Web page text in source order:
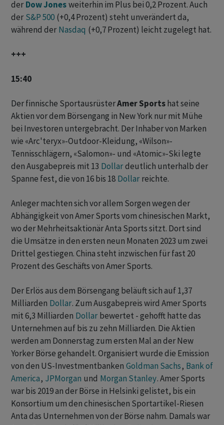
der Dow Jonesweiterhin im Plus bei 0,2 Prozent. Auch
der S&P 500 (+0,4 Prozent) steht unverändert da,
während der Nasdaq (+0,7 Prozent) leicht zugelegt hat.
+++
15:40
Der finnische SportausrüsterAmer Sportshat seine
Aktien vor dem Börsengang in New York nur mit Mühe
bei Investoren untergebracht. Der Inhaber von Marken
wie «Arc'teryx»-Outdoor-Kleidung, «Wilson»-
Tennisschlägern, «Salomon»- und «Atomic»-Ski legte
den Ausgabepreis mit 13 Dollardeutlich unterhalb der
Spanne fest, die von 16 bis 18 Dollar reichte.
Anleger machten sich vor allem Sorgen wegen der
Abhängigkeit von Amer Sports vom chinesischen Markt,
wo der Mehrheitsaktionär Anta Sports sitzt. Dort sind
die Umsätze in den ersten neun Monaten 2023 um zwei
Drittel gestiegen. China steht inzwischen für fast 20
Prozent des Geschäfts von Amer Sports.
Der Erlös aus dem Börsengang beläuft sich auf 1,37
Milliarden Dollar. Zum Ausgabepreis wird Amer Sports
mit 6,3 Milliarden Dollar bewertet - gehofft hatte das
Unternehmen auf bis zu zehn Milliarden. Die Aktien
werden am Donnerstag zum ersten Mal an der New
Yorker Börse gehandelt. Organisiert wurde die Emission
von den US-Investmentbanken Goldman Sachs, Bank of
America, JPMorgan und Morgan Stanley. Amer Sports
war bis 2019 an der Börse in Helsinki gelistet, bis ein
Konsortium um den chinesischen Sportartikel-Riesen
Anta das Unternehmen von der Börse nahm. Damals war